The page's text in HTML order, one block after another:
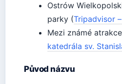
Ostrów
parky (Tripadvisor
Mezi známé
katedrála sv.
Původ názvu